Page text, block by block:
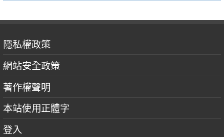
隱私權政策
網站安全政策
著作權聲明
本站使用正體字
登入